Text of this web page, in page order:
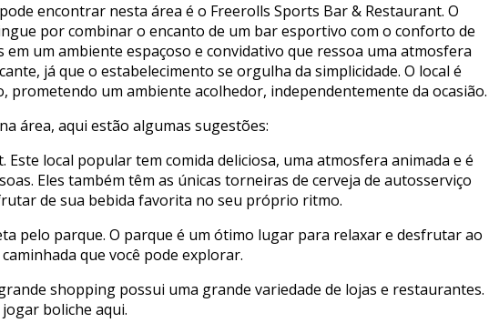
encontrar nesta área é o Freerolls Sports Bar & Restaurant. O
por combinar o encanto de um bar esportivo com o conforto de
um ambiente espaçoso e convidativo que ressoa uma atmosfera
já que o estabelecimento se orgulha da simplicidade. O local é
prometendo um ambiente acolhedor, independentemente da ocasião.
área, aqui estão algumas sugestões:
local popular tem comida deliciosa, uma atmosfera animada e é
Eles também têm as únicas torneiras de cerveja de autosserviço
de sua bebida favorita no seu próprio ritmo.
pelo parque. O parque é um ótimo lugar para relaxar e desfrutar ao
que você pode explorar.
shopping possui uma grande variedade de lojas e restaurantes.
boliche aqui.